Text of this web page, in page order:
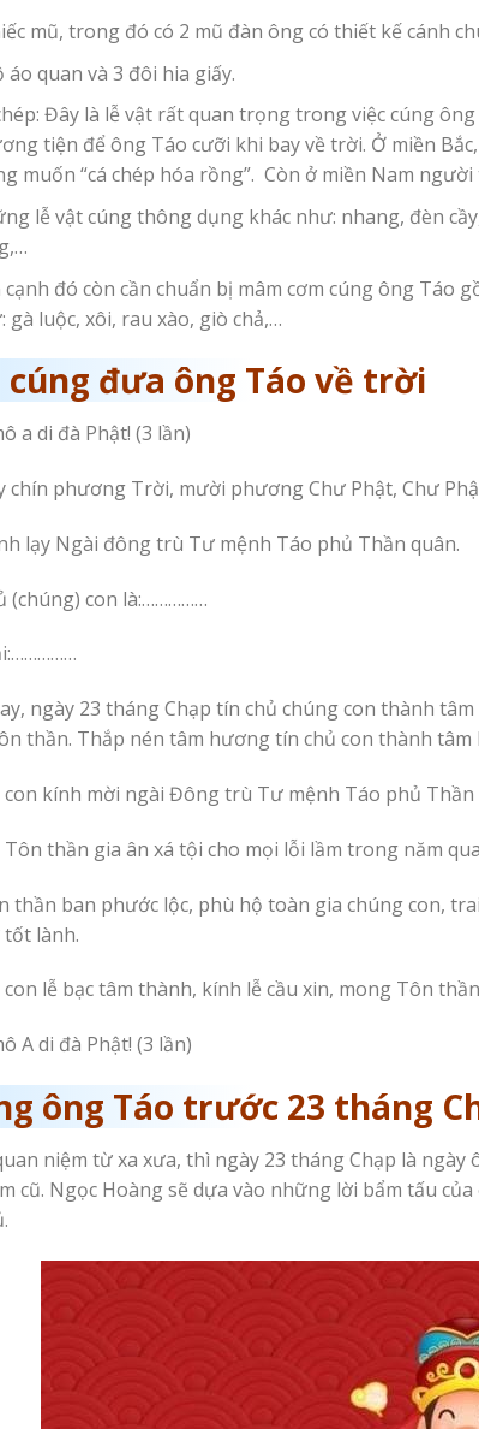
mũ, trong đó có 2 mũ đàn ông có thiết kế cánh
áo quan và 3 đôi hia giấy.
Đây là lễ vật rất quan trọng trong việc cúng
tiện để ông Táo cưỡi khi bay về trời. Ở miền
muốn “cá chép hóa rồng”. Còn ở miền Nam
lễ vật cúng thông dụng khác như: nhang, đèn
cạnh đó còn cần chuẩn bị mâm cơm cúng ông
gà luộc, xôi, rau xào, giò chả,…
cúng đưa ông Táo về trời
a di đà Phật! (3 lần)
chín phương Trời, mười phương Chư Phật, Chư
lạy Ngài đông trù Tư mệnh Táo phủ Thần quân.
(chúng) con là:……………
ngày 23 tháng Chạp tín chủ chúng con thành
thần. Thắp nén tâm hương tín chủ con thành tâm
con kính mời ngài Đông trù Tư mệnh Táo phủ
Tôn thần gia ân xá tội cho mọi lỗi lầm trong năm
thần ban phước lộc, phù hộ toàn gia chúng con,
lành.
lễ bạc tâm thành, kính lễ cầu xin, mong Tôn
A di đà Phật! (3 lần)
ông Táo trước 23 tháng
niệm từ xa xưa, thì ngày 23 tháng Chạp là
cũ. Ngọc Hoàng sẽ dựa vào những lời bẩm tấu